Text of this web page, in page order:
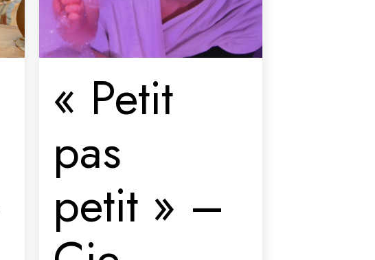
« Petit
pas
petit » –